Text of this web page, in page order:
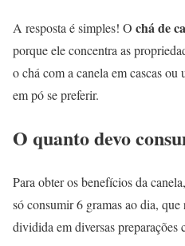
A resposta é simples! O chá de
porque ele concentra as
o chá com a canela em cascas
em pó se preferir.
O quanto devo
Para obter os benefícios da
só consumir 6 gramas ao dia,
dividida em diversas preparações